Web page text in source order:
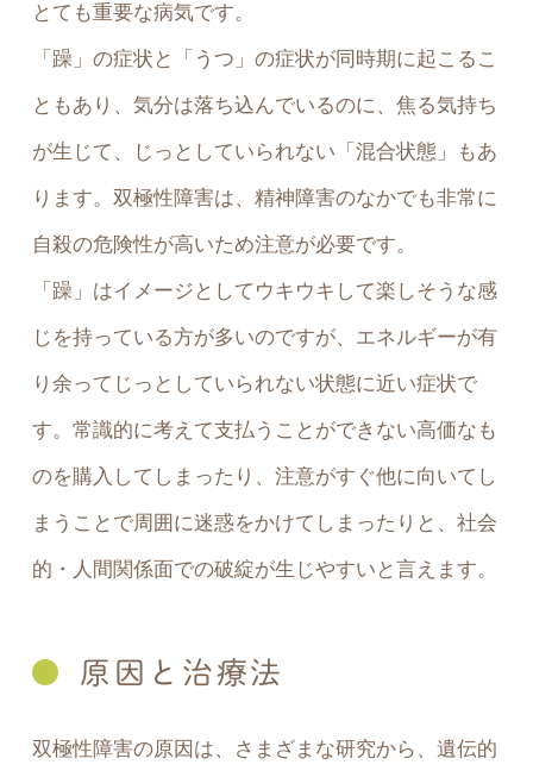
とても重要な病気です。
「躁」の症状と「うつ」の症状が同時期に起こるこ
ともあり、気分は落ち込んでいるのに、焦る気持ち
が生じて、じっとしていられない「混合状態」もあ
ります。双極性障害は、精神障害のなかでも非常に
自殺の危険性が高いため注意が必要です。
「躁」はイメージとしてウキウキして楽しそうな感
じを持っている方が多いのですが、エネルギーが有
り余ってじっとしていられない状態に近い症状で
す。常識的に考えて支払うことができない高価なも
のを購入してしまったり、注意がすぐ他に向いてし
まうことで周囲に迷惑をかけてしまったりと、社会
的・人間関係面での破綻が生じやすいと言えます。
原因と治療法
双極性障害の原因は、さまざまな研究から、遺伝的